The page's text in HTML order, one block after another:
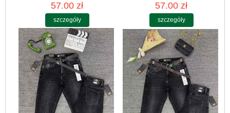
57.00 zł
szczegóły
57.00 zł
szczegóły